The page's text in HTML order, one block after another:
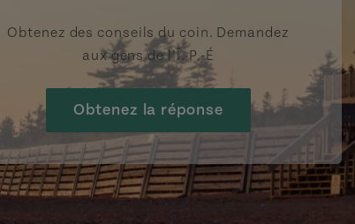
Obtenez des conseils du coin. Demandez
aux gens de l’Î.-P.-É
Obtenez la réponse